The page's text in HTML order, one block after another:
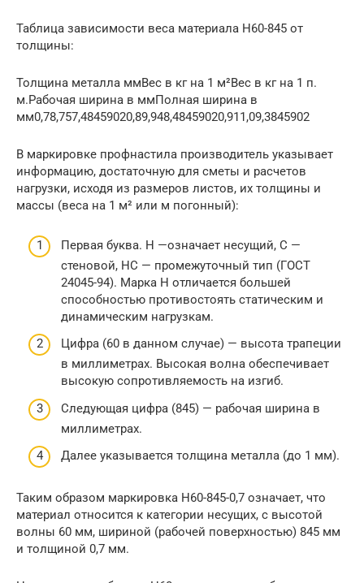
Таблица зависимости веса материала Н60-845 от
толщины:
Толщина металла ммВес в кг на 1 м²Вес в кг на 1 п.
м.Рабочая ширина в ммПолная ширина в
мм0,78,757,48459020,89,948,48459020,911,09,3845902
В маркировке профнастила производитель указывает
информацию, достаточную для сметы и расчетов
нагрузки, исходя из размеров листов, их толщины и
массы (веса на 1 м² или м погонный):
Первая буква. Н —означает несущий, С —
стеновой, НС — промежуточный тип (ГОСТ
24045-94). Марка Н отличается большей
способностью противостоять статическим и
динамическим нагрузкам.
Цифра (60 в данном случае) — высота трапеции
в миллиметрах. Высокая волна обеспечивает
высокую сопротивляемость на изгиб.
Следующая цифра (845) — рабочая ширина в
миллиметрах.
Далее указывается толщина металла (до 1 мм).
Таким образом маркировка Н60-845-0,7 означает, что
материал относится к категории несущих, с высотой
волны 60 мм, шириной (рабочей поверхностью) 845 мм
и толщиной 0,7 мм.